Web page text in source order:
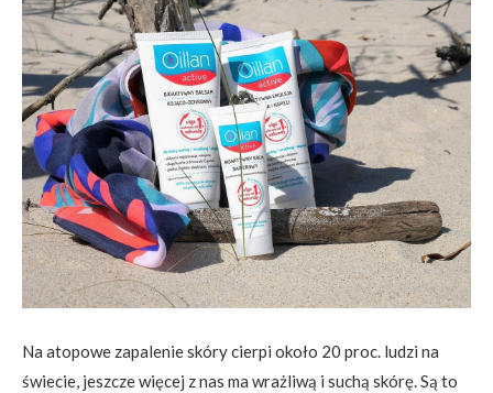
Na atopowe zapalenie skóry cierpi około 20 proc. ludzi na
świecie, jeszcze więcej z nas ma wrażliwą i suchą skórę. Są to